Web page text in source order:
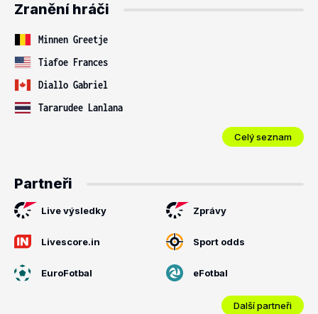
Zranění hráči
Minnen Greetje
Tiafoe Frances
Diallo Gabriel
Tararudee Lanlana
Celý seznam
Partneři
Live výsledky Zprávy
Livescore.in Sport odds
EuroFotbal eFotbal
Další partneři